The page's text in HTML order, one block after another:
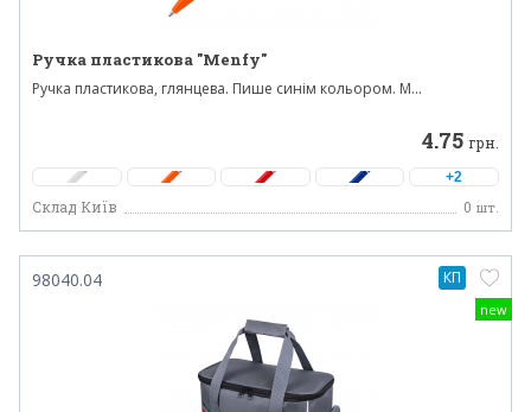
Ручка пластикова "Menfy"
Ручка пластикова, глянцева. Пише синім кольором. М...
4.75 грн.
+2
Склад Київ 0 шт.
new
98040.04 КП